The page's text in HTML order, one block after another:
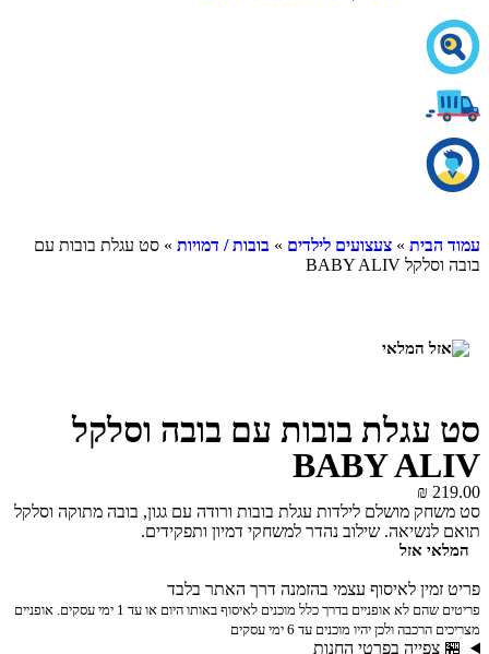
עמוד הבית » צעצועים לילדים » בובות / דמויות » סט עגלת בובות עם
בובה וסלקל BABY ALIV
סט עגלת בובות עם בובה וסלקל
BABY ALIV
₪ 219.00
סט משחק מושלם לילדות עגלת בובות ורודה עם גגון, בובה מתוקה וסלקל
תואם לנשיאה. שילוב נהדר למשחקי דמיון ותפקידים.
המלאי אזל
פריט זמין לאיסוף עצמי בהזמנה דרך האתר בלבד
פריטים שהם לא אופניים בדרך כלל מוכנים לאיסוף באותו היום או עד 1 ימי עסקים. אופניים
מצריכים הרכבה ולכן יהיו מוכנים עד 6 ימי עסקים
🏪 צפייה בפרטי החנות